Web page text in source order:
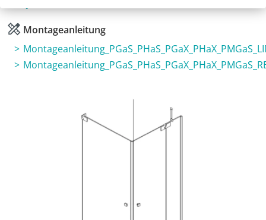
Montageanleitung